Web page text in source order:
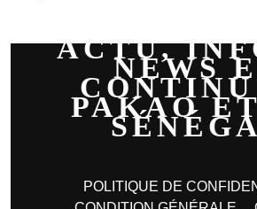
ACTU,
NEWS
PAKAO
POLITIQUE DE